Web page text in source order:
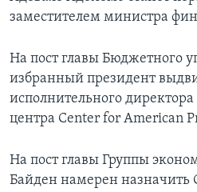
заместителем министра
На пост главы Бюджетного
избранный президент
исполнительного
центра Center for American
На пост главы Группы
Байден намерен назначить